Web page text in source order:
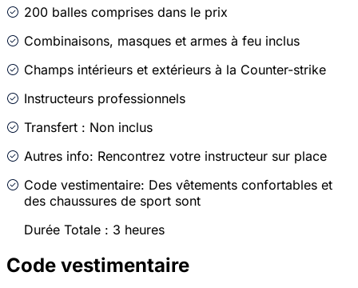
200 balles comprises dans le prix
Combinaisons, masques et armes à feu inclus
Champs intérieurs et extérieurs à la Counter-strike
Instructeurs professionnels
Transfert : Non inclus
Autres info: Rencontrez votre instructeur sur place
Code vestimentaire: Des vêtements confortables et
des chaussures de sport sont
Durée Totale : 3 heures
Code vestimentaire